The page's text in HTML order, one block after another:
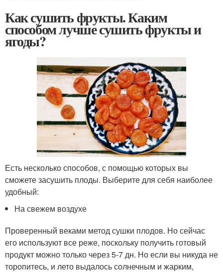
Как сушить фрукты. Каким
способом лучше сушить фрукты и
ягоды?
Есть несколько способов, с помощью которых вы
сможете засушить плоды. Выберите для себя наиболее
удобный:
На свежем воздухе
Проверенный веками метод сушки плодов. Но сейчас
его используют все реже, поскольку получить готовый
продукт можно только через 5-7 дн. Но если вы никуда не
торопитесь, и лето выдалось солнечным и жарким,